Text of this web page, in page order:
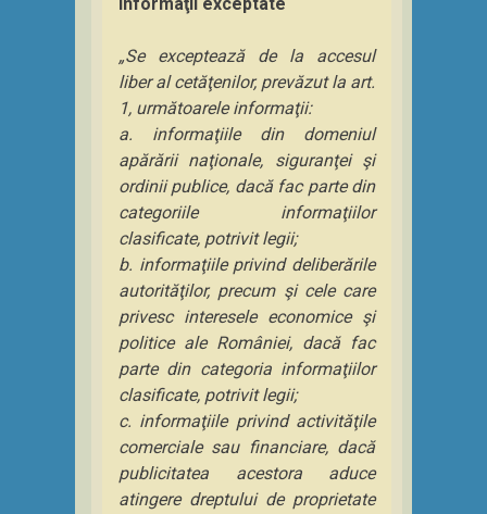
„Se exceptează de la accesul
liber al cetăţenilor, prevăzut la art.
1, următoarele informaţii:
a. informaţiile din domeniul
apărării naţionale, siguranţei şi
ordinii publice, dacă fac parte din
categoriile informaţiilor
clasificate, potrivit legii;
b. informaţiile privind deliberările
autorităţilor, precum şi cele care
privesc interesele economice şi
politice ale României, dacă fac
parte din categoria informaţiilor
clasificate, potrivit legii;
c. informaţiile privind activităţile
comerciale sau financiare, dacă
publicitatea acestora aduce
atingere dreptului de proprietate